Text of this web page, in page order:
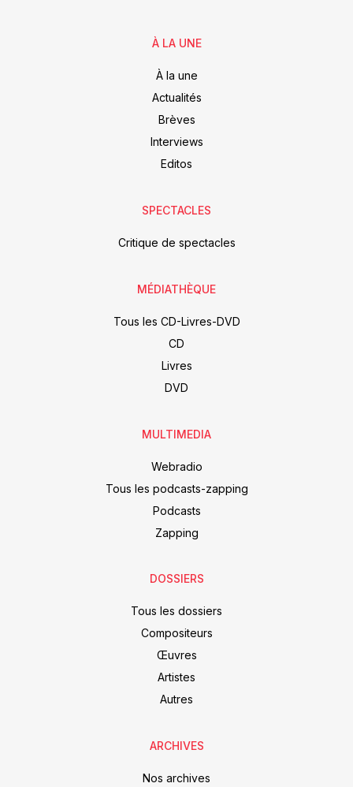
À LA UNE
À la une
Actualités
Brèves
Interviews
Editos
SPECTACLES
Critique de spectacles
MÉDIATHÈQUE
Tous les CD-Livres-DVD
CD
Livres
DVD
MULTIMEDIA
Webradio
Tous les podcasts-zapping
Podcasts
Zapping
DOSSIERS
Tous les dossiers
Compositeurs
Œuvres
Artistes
Autres
ARCHIVES
Nos archives